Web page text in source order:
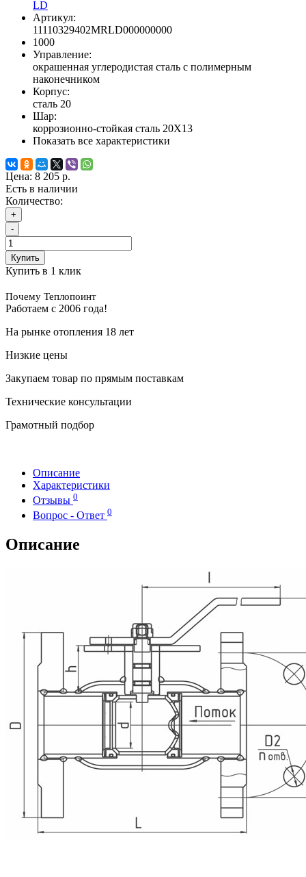
LD
Артикул:
11110329402MRLD000000000
1000
Управление:
окрашенная углеродистая сталь с полимерным
наконечником
Корпус:
сталь 20
Шар:
коррозионно-стойкая сталь 20X13
Показать все характеристики
Цена: 8 205 р.
Есть в наличии
Количество:
+
-
Купить
Купить в 1 клик
Почему Теплопоинт
Работаем с 2006 года!
На рынке отопления 18 лет
Низкие цены
Закупаем товар по прямым поставкам
Технические консультации
Грамотный подбор
Описание
Характеристики
Отзывы 0
Вопрос - Ответ 0
Описание